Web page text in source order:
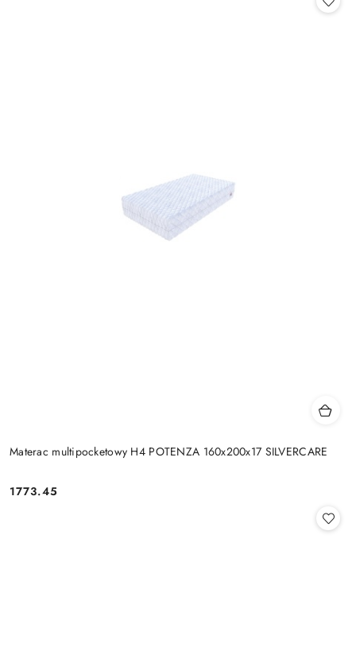
Materac multipocketowy H4 POTENZA 160x200x17 SILVERCARE
Cena:
1773.45